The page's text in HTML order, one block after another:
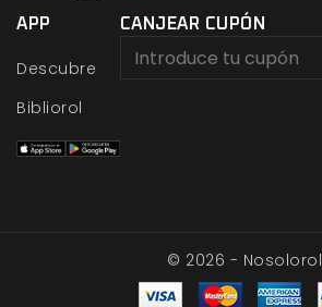
APP
Descubre
Bibliorol
CANJEAR CUPÓN
© 2026 - Nosolorol